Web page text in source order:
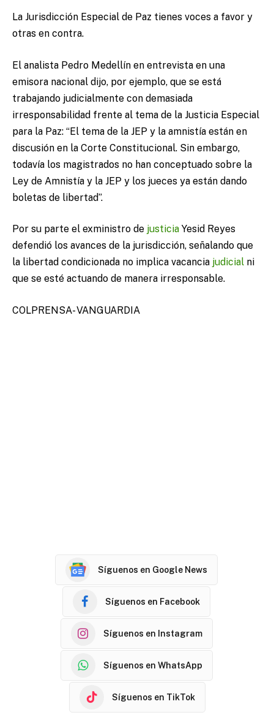
La Jurisdicción Especial de Paz tienes voces a favor y
otras en contra.
El analista Pedro Medellín en entrevista en una
emisora nacional dijo, por ejemplo, que se está
trabajando judicialmente con demasiada
irresponsabilidad frente al tema de la Justicia Especial
para la Paz: “El tema de la JEP y la amnistía están en
discusión en la Corte Constitucional. Sin embargo,
todavía los magistrados no han conceptuado sobre la
Ley de Amnistía y la JEP y los jueces ya están dando
boletas de libertad”.
Por su parte el exministro de justicia Yesid Reyes
defendió los avances de la jurisdicción, señalando que
la libertad condicionada no implica vacancia judicial ni
que se esté actuando de manera irresponsable.
COLPRENSA- VANGUARDIA
Síguenos en Google News
Síguenos en Facebook
Síguenos en Instagram
Síguenos en WhatsApp
Síguenos en TikTok